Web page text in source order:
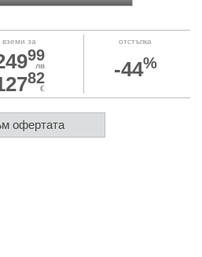
вземи за
99
лв
82
€
отстъпка
-44%
офертата